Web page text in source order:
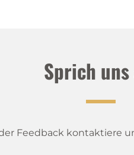
Sprich
Feedback kontaktiere